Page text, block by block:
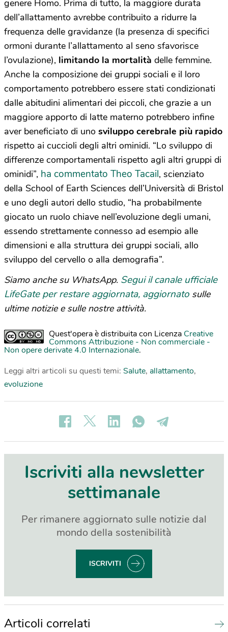
genere Homo. Prima di tutto, la maggiore durata
dell’allattamento avrebbe contribuito a ridurre la
frequenza delle gravidanze (la presenza di specifici
ormoni durante l’allattamento al seno sfavorisce
l’ovulazione), limitando la mortalità delle femmine.
Anche la composizione dei gruppi sociali e il loro
comportamento potrebbero essere stati condizionati
dalle abitudini alimentari dei piccoli, che grazie a un
maggiore apporto di latte materno potrebbero infine
aver beneficiato di uno sviluppo cerebrale più rapido
rispetto ai cuccioli degli altri ominidi. “Lo sviluppo di
differenze comportamentali rispetto agli altri gruppi di
ominidi”, ha commentato Theo Tacail, scienziato
della School of Earth Sciences dell’Università di Bristol
e uno degli autori dello studio, “ha probabilmente
giocato un ruolo chiave nell’evoluzione degli umani,
essendo strettamente connesso ad esempio alle
dimensioni e alla struttura dei gruppi sociali, allo
sviluppo del cervello o alla demografia”.
Siamo anche su WhatsApp. Segui il canale ufficiale
LifeGate per restare aggiornata, aggiornato sulle
ultime notizie e sulle nostre attività.
Quest'opera è distribuita con Licenza Creative
Commons Attribuzione - Non commerciale -
Non opere derivate 4.0 Internazionale.
Leggi altri articoli su questi temi: Salute, allattamento,
evoluzione
Iscriviti alla newsletter
settimanale
Per rimanere aggiornato sulle notizie dal
mondo della sostenibilità
ISCRIVITI
Articoli correlati